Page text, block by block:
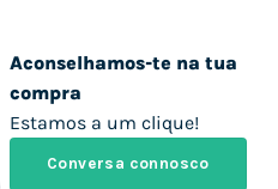
Aconselhamos-te na tua
compra
Estamos a um clique!
Conversa connosco